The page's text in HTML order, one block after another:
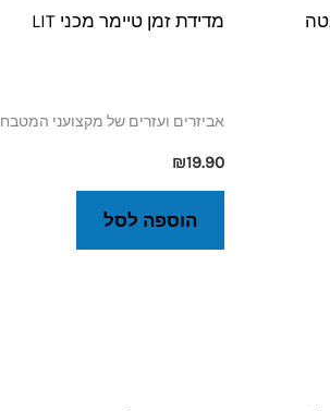
מדידת זמן טיימר מכני LIT
אביזרים ועזרים של מקצועני המטבח
₪19.90
הוספה לסל